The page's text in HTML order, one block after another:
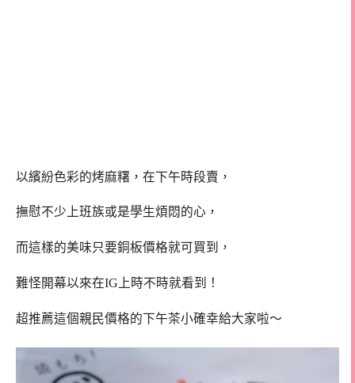
以繽紛色彩的烤麻糬，在下午時段賣，
撫慰不少上班族或是學生煩悶的心，
而這樣的美味只要銅板價格就可買到，
難怪開幕以來在IG上時不時就看到！
超推薦這個親民價格的下午茶小確幸給大家啦～